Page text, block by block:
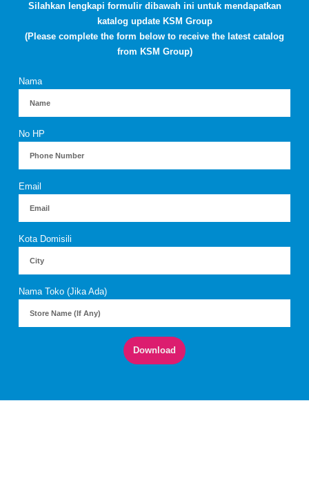
Silahkan lengkapi formulir dibawah ini untuk mendapatkan
katalog update KSM Group
(Please complete the form below to receive the latest catalog
from KSM Group)
Nama
No HP
Email
Kota Domisili
Nama Toko (Jika Ada)
Download